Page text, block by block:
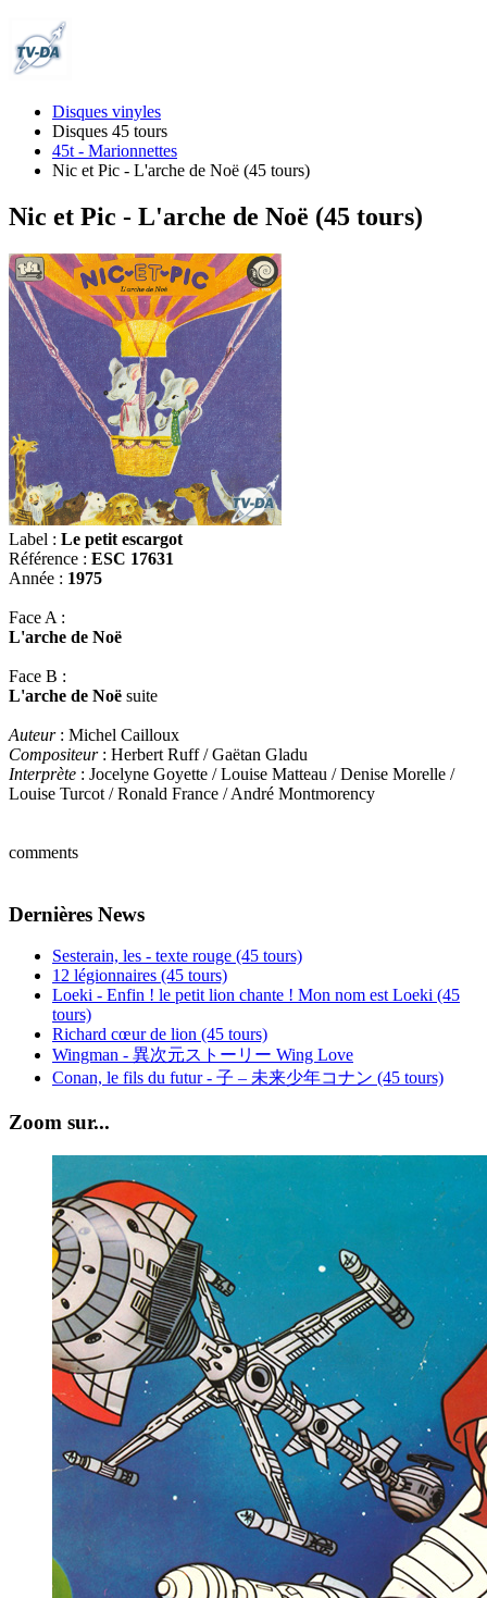
Disques vinyles
Disques 45 tours
45t - Marionnettes
Nic et Pic - L'arche de Noë (45 tours)
Nic et Pic - L'arche de Noë (45 tours)
Label : Le petit escargot
Référence : ESC 17631
Année : 1975
Face A :
L'arche de Noë
Face B :
L'arche de Noë suite
Auteur: Michel Cailloux
Compositeur: Herbert Ruff / Gaëtan Gladu
Interprète : Jocelyne Goyette / Louise Matteau / Denise Morelle /
Louise Turcot / Ronald France / André Montmorency
comments
Dernières News
Sesterain, les - texte rouge (45 tours)
12 légionnaires (45 tours)
Loeki - Enfin ! le petit lion chante ! Mon nom est Loeki (45
tours)
Richard cœur de lion (45 tours)
Wingman - 異次元ストーリー Wing Love
Conan, le fils du futur - 子 – 未来少年コナン (45 tours)
Zoom sur...